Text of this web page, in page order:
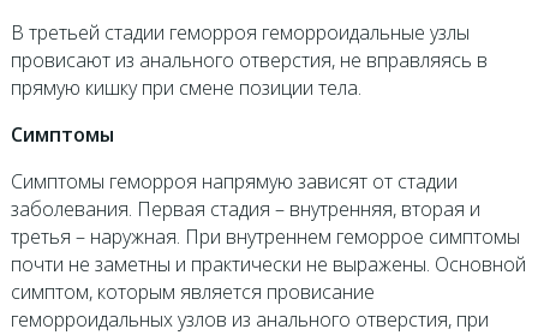
В третьей стадии геморроя геморроидальные узлы
провисают из анального отверстия, не вправляясь в
прямую кишку при смене позиции тела.
Симптомы
Симптомы геморроя напрямую зависят от стадии
заболевания. Первая стадия – внутренняя, вторая и
третья – наружная. При внутреннем геморрое симптомы
почти не заметны и практически не выражены. Основной
симптом, которым является провисание
геморроидальных узлов из анального отверстия, при